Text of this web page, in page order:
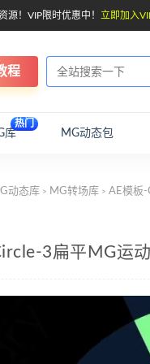
源！VIP限时优惠中！ 立即加入
程
库
热门
MG动态包
动态库 > MG转场库 > AE模板-
3扁平MG运